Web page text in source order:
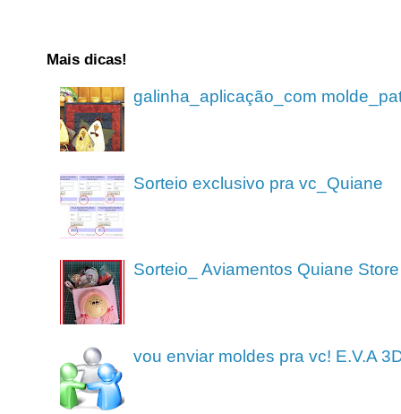
Mais dicas!
galinha_aplicação_com
Sorteio exclusivo pra vc_Quiane
Sorteio_ Aviamentos Quiane Store
vou enviar moldes pra vc! E.V.A